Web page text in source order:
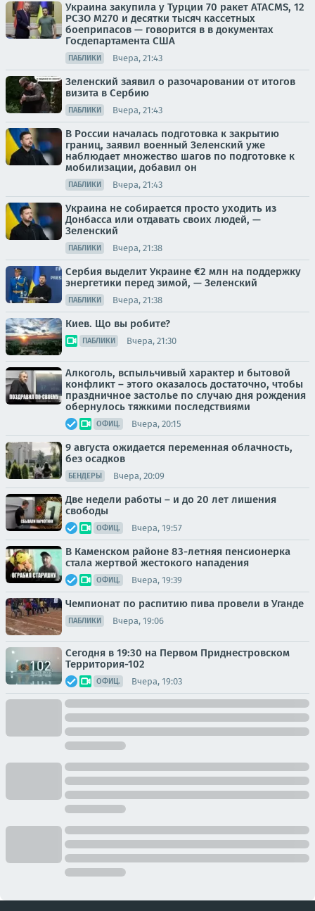
Украина закупила у Турции 70 ракет ATACMS, 12
РСЗО M270 и десятки тысяч кассетных
боеприпасов — говорится в в документах
Госдепартамента США
ПАБЛИКИ Вчера, 21:43
Зеленский заявил о разочаровании от итогов
визита в Сербию
ПАБЛИКИ Вчера, 21:43
В России началась подготовка к закрытию
границ, заявил военный Зеленский уже
наблюдает множество шагов по подготовке к
мобилизации, добавил он
ПАБЛИКИ Вчера, 21:43
Украина не собирается просто уходить из
Донбасса или отдавать своих людей, —
Зеленский
ПАБЛИКИ Вчера, 21:38
Сербия выделит Украине €2 млн на поддержку
энергетики перед зимой, — Зеленский
ПАБЛИКИ Вчера, 21:38
Киев. Що вы робите?
ПАБЛИКИ Вчера, 21:30
Алкоголь, вспыльчивый характер и бытовой
конфликт – этого оказалось достаточно, чтобы
праздничное застолье по случаю дня рождения
обернулось тяжкими последствиями
ОФИЦ. Вчера, 20:15
9 августа ожидается переменная облачность,
без осадков
БЕНДЕРЫ Вчера, 20:09
Две недели работы – и до 20 лет лишения
свободы
ОФИЦ. Вчера, 19:57
В Каменском районе 83-летняя пенсионерка
стала жертвой жестокого нападения
ОФИЦ. Вчера, 19:39
Чемпионат по распитию пива провели в Уганде
ПАБЛИКИ Вчера, 19:06
Сегодня в 19:30 на Первом Приднестровском
Территория-102
ОФИЦ. Вчера, 19:03